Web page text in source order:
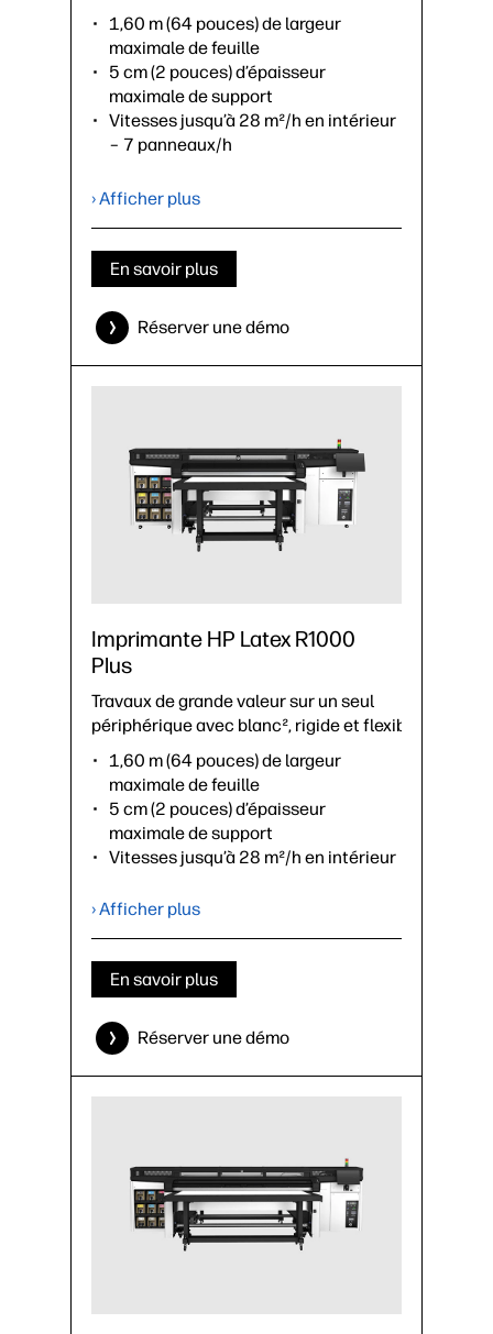
1,60 m (64 pouces) de largeur
maximale de feuille
5 cm (2 pouces) d’épaisseur
maximale de support
Vitesses jusqu’à 28 m²/h en intérieur
– 7 panneaux/h
(couleurs et blanc)
›Fiche technique (PDF)
› Afficher plus
En savoir plus
Réserver une démo
Imprimante HP Latex R1000
Plus
Travaux de grande valeur sur un seul
périphérique avec blanc², rigide et flexible.
1,60 m (64 pouces) de largeur
maximale de feuille
5 cm (2 pouces) d’épaisseur
maximale de support
Vitesses jusqu’à 28 m²/h en intérieur
Cartouches d'encre de 3 litres
›Fiche technique (PDF)
› Afficher plus
En savoir plus
Réserver une démo